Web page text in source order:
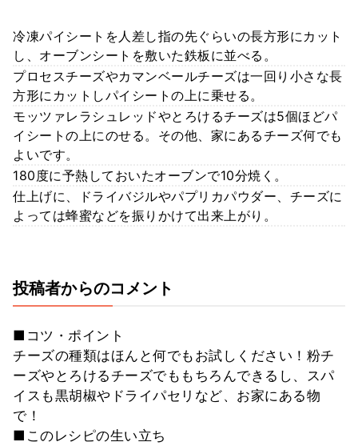
冷凍パイシートを人差し指の先ぐらいの長方形にカット
し、オーブンシートを敷いた鉄板に並べる。
プロセスチーズやカマンベールチーズは一回り小さな長
方形にカットしパイシートの上に乗せる。
モッツァレラシュレッドやとろけるチーズは5個ほどパ
イシートの上にのせる。その他、家にあるチーズ何でも
よいです。
180度に予熱しておいたオーブンで10分焼く。
仕上げに、ドライバジルやパプリカパウダー、チーズに
よっては蜂蜜などを振りかけて出来上がり。
投稿者からのコメント
■コツ・ポイント
チーズの種類はほんと何でもお試しください！粉チ
ーズやとろけるチーズでももちろんできるし、スパ
イスも黒胡椒やドライパセリなど、お家にある物
で！
■このレシピの生い立ち